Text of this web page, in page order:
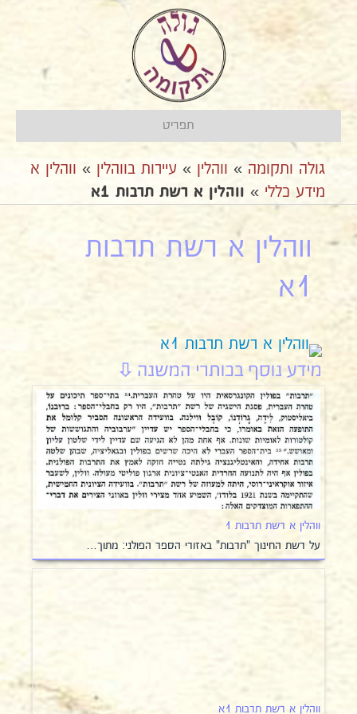
תפריט
גולה ותקומה » ווהלין » עיירות בווהלין » ווהלין א
מידע כללי » ווהלין א רשת תרבות 1א
ווהלין א רשת תרבות
1א
ווהלין א רשת תרבות 1
על רשת החינוך "תרבות" באזורי הספר הפולני: מתוך…
ווהלין א רשת תרבות 1א